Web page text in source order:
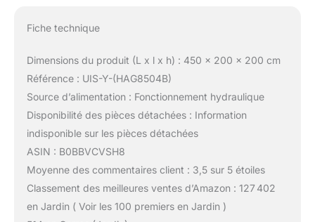
Fiche technique
Dimensions du produit (L x l x h) : 450 x 200 x 200 cm
Référence : UIS-Y-(HAG8504B)
Source d’alimentation : Fonctionnement hydraulique
Disponibilité des pièces détachées : Information
indisponible sur les pièces détachées
ASIN : B0BBVCVSH8
Moyenne des commentaires client : 3,5 sur 5 étoiles
Classement des meilleures ventes d’Amazon : 127 402
en Jardin ( Voir les 100 premiers en Jardin )